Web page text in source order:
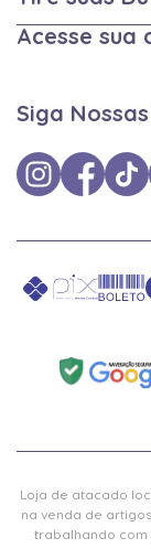
Acesse sua
Siga
Loja de atacado
na venda de
trabalhando com